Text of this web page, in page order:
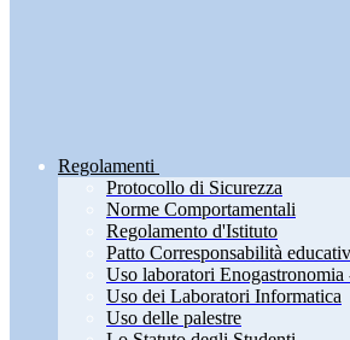
Regolamenti
Protocollo di Sicurezza
Norme Comportamentali
Regolamento d'Istituto
Patto Corresponsabilità
Uso laboratori Enogastronomia
Uso dei Laboratori Informatica
Uso delle palestre